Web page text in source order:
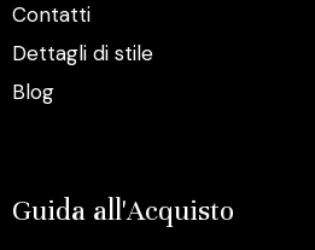
Contatti
Dettagli di stile
Blog
Guida all'Acquisto